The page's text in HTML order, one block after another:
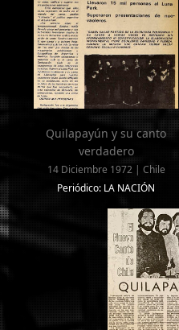
Quilapayún y su canto
verdadero
14 Diciembre 1972 | Chile
Periódico: LA NACIÓN